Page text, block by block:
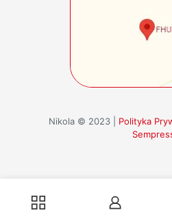
Nikola © 2023 | Polityka